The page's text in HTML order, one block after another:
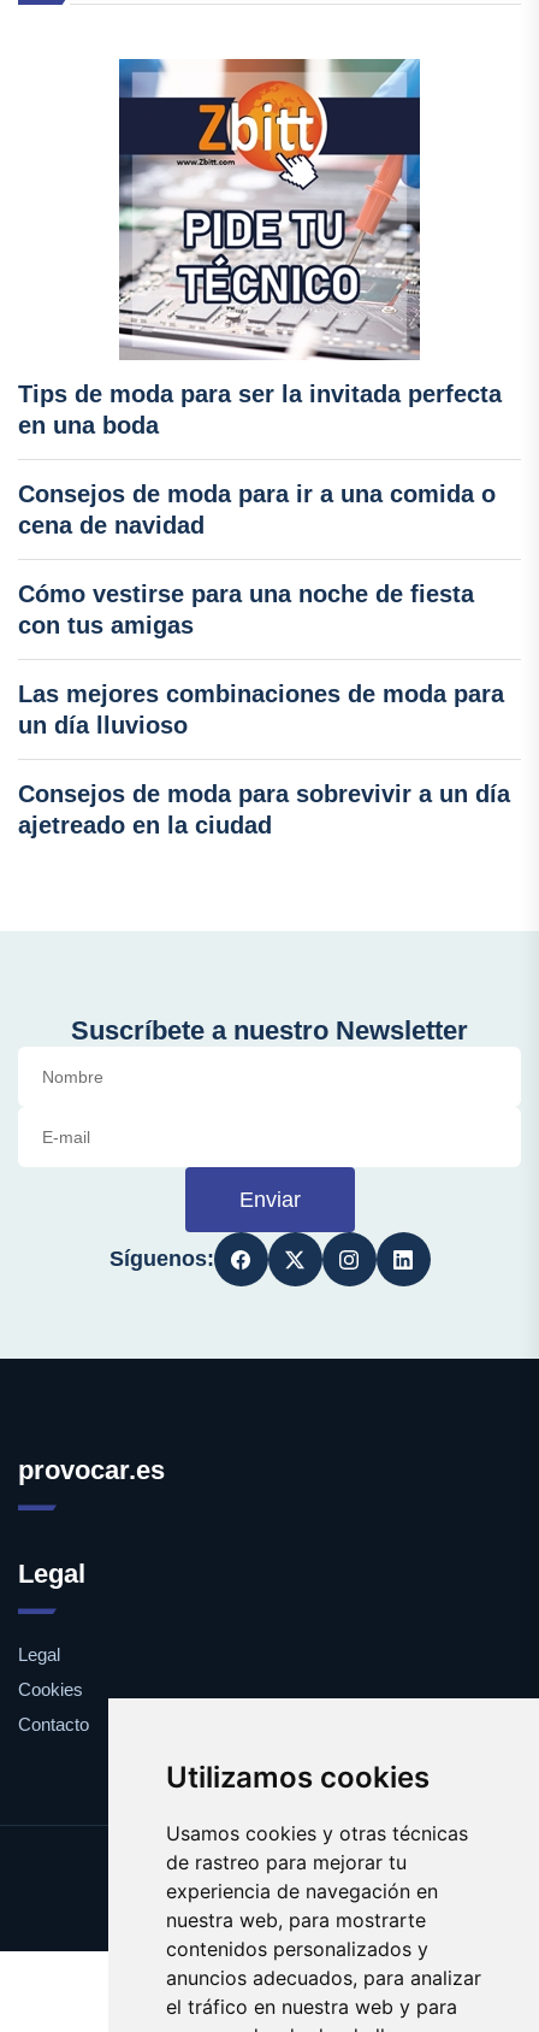
Utilizamos cookies
Usamos cookies y otras técnicas
de rastreo para mejorar tu
experiencia de navegación en
nuestra web, para mostrarte
contenidos personalizados y
anuncios adecuados, para analizar
el tráfico en nuestra web y para
Tips de moda para ser la invitada perfecta
en una boda
Consejos de moda para ir a una comida o
cena de navidad
Cómo vestirse para una noche de fiesta
con tus amigas
Las mejores combinaciones de moda para
un día lluvioso
Consejos de moda para sobrevivir a un día
ajetreado en la ciudad
Suscríbete a nuestro Newsletter
Enviar
Síguenos:
provocar.es
Legal
Legal
Cookies
Contacto
Update cookies preferences
Copyright © 2025 provocar.es